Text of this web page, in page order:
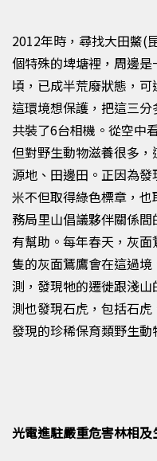
2012年時，尋找大田鱉(
個特殊的埤塘裡，周邊
頃，已成半荒廢狀態，可
這環境想保護，把這三
共裝了6台相機。 從空中
但對野生動物滋養很多
源地、田邊田。正因為
米不但取得綠色標章，
務局里山倡議夥伴關係
有幫助。每年春天，灰
隻的灰面鵟鷹會在這過
測，發現牠的遷徙跟淺
測也發現石虎，包括石
發現的珍稀保育類野生動
光電進駐嚴重危害林相